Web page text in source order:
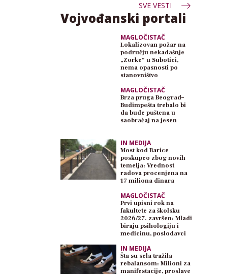
SVE VESTI
Vojvođanski portali
MAGLOČISTAČ
Lokalizovan požar na
području nekadašnje
„Zorke“ u Subotici,
nema opasnosti po
stanovništvo
MAGLOČISTAČ
Brza pruga Beograd–
Budimpešta trebalo bi
da bude puštena u
saobraćaj na jesen
IN MEDIJA
Most kod Barice
poskupeo zbog novih
temelja: Vrednost
radova procenjena na
17 miliona dinara
MAGLOČISTAČ
Prvi upisni rok na
fakultete za školsku
2026/27. završen: Mladi
biraju psihologiju i
medicinu, poslodavci
IN MEDIJA
Šta su sela tražila
rebalansom: Milioni za
manifestacije, proslave